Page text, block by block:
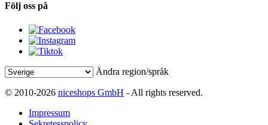
Följ oss på
Ändra region/språk
© 2010-2026 niceshops GmbH - All rights reserved.
Impressum